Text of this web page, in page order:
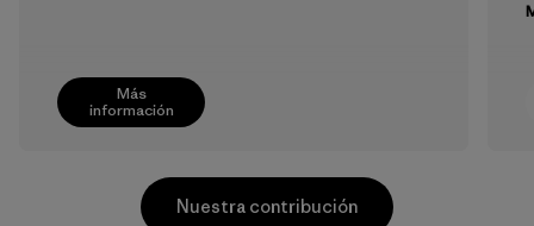
Más
información
Nuestra contribución